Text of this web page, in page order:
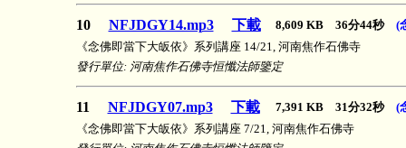
10 NFJDGY14.mp3 下載 8,609 KB 36分44秒 (
《念佛即當下大皈依》系列講座 14/21, 河南焦作石佛寺
發行單位: 河南焦作石佛寺恒懺法師鑒定
11 NFJDGY07.mp3 下載 7,391 KB 31分32秒 (
《念佛即當下大皈依》系列講座 7/21, 河南焦作石佛寺